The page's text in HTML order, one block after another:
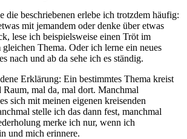
die beschriebenen erlebe ich trotzdem häufig:
mit jemandem oder denke über etwas
lese ich beispielsweise einen Tröt im
gleichen Thema. Oder ich lerne ein neues
nach und ab da sehe ich es ständig.
Erklärung: Ein bestimmtes Thema kreist
mal da, mal dort. Manchmal
sich mit meinen eigenen kreisenden
stelle ich das dann fest, manchmal
merke ich nur, wenn ich
und mich erinnere.